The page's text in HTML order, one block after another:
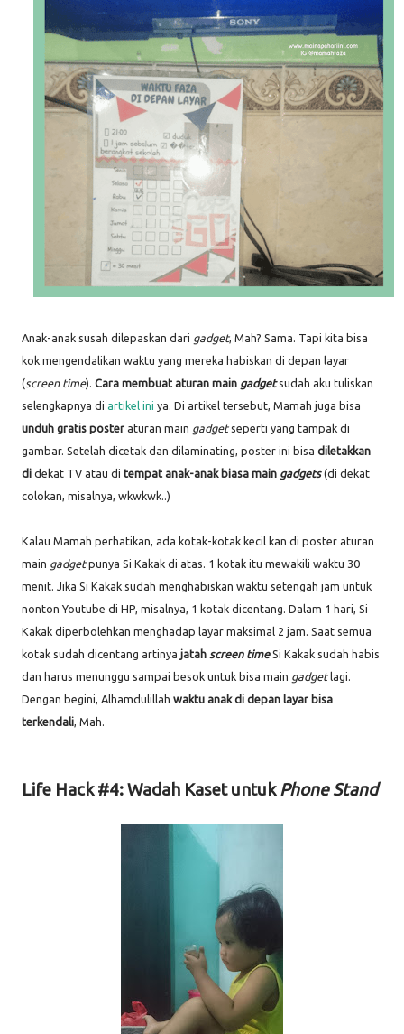
Anak-anak susah dilepaskan dari gadget, Mah? Sama. Tapi kita bisa
kok mengendalikan waktu yang mereka habiskan di depan layar
(screen time). Cara membuat aturan main gadget sudah aku tuliskan
selengkapnya di artikel ini ya. Di artikel tersebut, Mamah juga bisa
unduh gratis poster aturan main gadgetseperti yang tampak di
gambar. Setelah dicetak dan dilaminating, poster ini bisa diletakkan
di dekat TV atau di tempat anak-anak biasa main gadgets(di dekat
colokan, misalnya, wkwkwk..)
Kalau Mamah perhatikan, ada kotak-kotak kecil kan di poster aturan
main gadgetpunya Si Kakak di atas. 1 kotak itu mewakili waktu 30
menit. Jika Si Kakak sudah menghabiskan waktu setengah jam untuk
nonton Youtube di HP, misalnya, 1 kotak dicentang. Dalam 1 hari, Si
Kakak diperbolehkan menghadap layar maksimal 2 jam. Saat semua
kotak sudah dicentang artinya jatah screen timeSi Kakak sudah habis
dan harus menunggu sampai besok untuk bisa main gadgetlagi.
Dengan begini, Alhamdulillah waktu anak di depan layar bisa
terkendali , Mah.
Life Hack #4: Wadah Kaset untukPhone Stand